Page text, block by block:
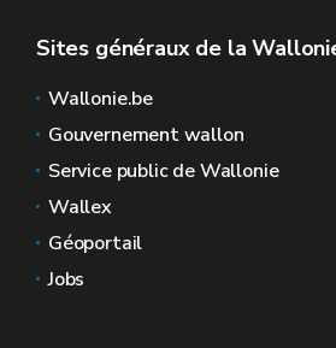
Sites généraux de la
Wallonie.be
Gouvernement wallon
Service public de Wallonie
Wallex
Géoportail
Jobs